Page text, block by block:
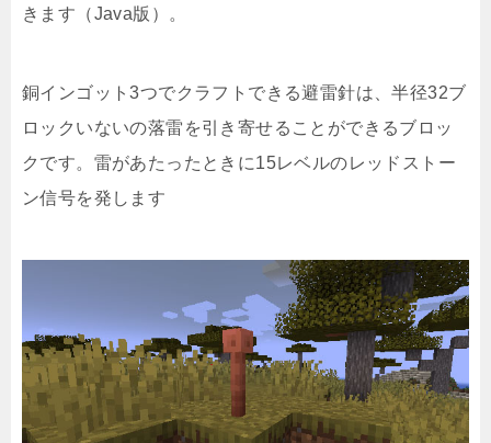
きます（Java版）。
銅インゴット3つでクラフトできる避雷針は、半径32ブ
ロックいないの落雷を引き寄せることができるブロッ
クです。雷があたったときに15レベルのレッドストー
ン信号を発します